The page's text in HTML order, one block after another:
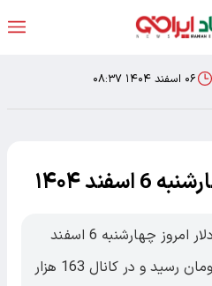
۰۶ اسفند ۱۴۰۴ ۰۸:۳۷
۱۴۰۴
اقتصاد ایرانی : قیمت دلار امروز چهارشنبه 6 اسفند
1404 به 163 هزار و 945 تومان رسید و در کانال 163 هزار